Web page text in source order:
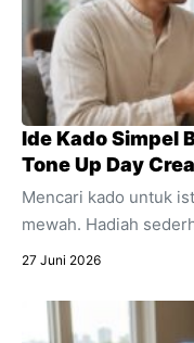
Ide Kado Simpel
Tone Up Day
Mencari kado untuk
mewah. Hadiah
skincare sering kali
dijadikan kado
27 Juni 2026